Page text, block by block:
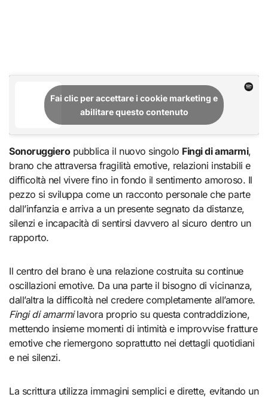
Fai clic per accettare i cookie marketing e
abilitare questo contenuto
Sonoruggieropubblica il nuovo singolo Fingi di amarmi,
brano che attraversa fragilità emotive, relazioni instabili e
difficoltà nel vivere fino in fondo il sentimento amoroso. Il
pezzo si sviluppa come un racconto personale che parte
dall’infanzia e arriva a un presente segnato da distanze,
silenzi e incapacità di sentirsi davvero al sicuro dentro un
rapporto.
Il centro del brano è una relazione costruita su continue
oscillazioni emotive. Da una parte il bisogno di vicinanza,
dall’altra la difficoltà nel credere completamente all’amore.
Fingi di amarmilavora proprio su questa contraddizione,
mettendo insieme momenti di intimità e improvvise fratture
emotive che riemergono soprattutto nei dettagli quotidiani
e nei silenzi.
La scrittura utilizza immagini semplici e dirette, evitando un